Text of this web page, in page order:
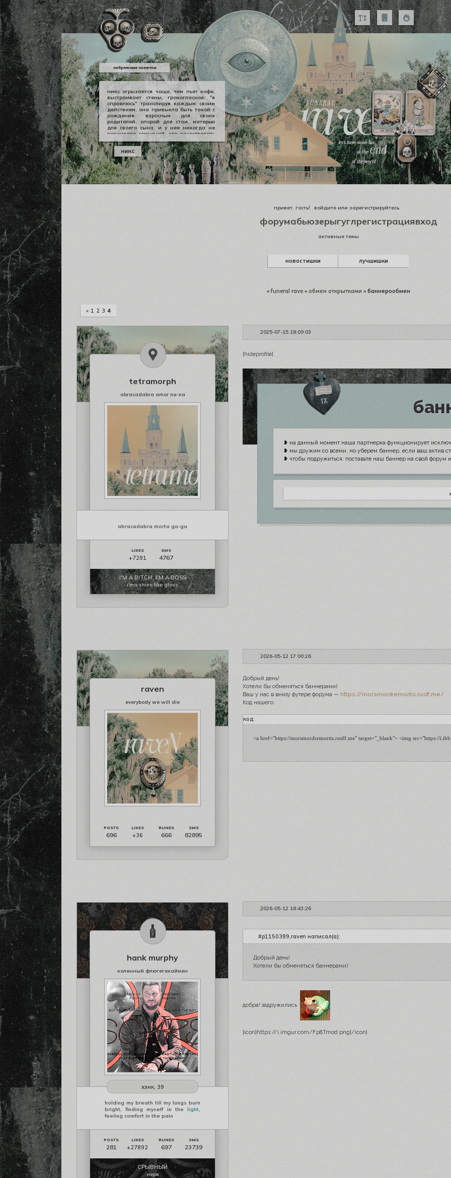
никс огрызается чаще, чем пьет кофе,
выстраивает стены, громогласное: "я
справлюсь" транслируя каждым своим
действием, она привыкла быть такой с
рождения. взрослым для своих
родителей, опорой для стаи, матерью
для своего сына, и у нее никогда не
возникало сомнений, что существовать
можно в принципе своем как-то иначе.
у никс опора — она сама, даже если
уже давно изломанная, совершенно
ненадежная, но помощи она просит
тогда, когда не остается уже выбора.
никс
небрежные заметки
форумабьюзерыгуглрегистрациявход
активные темы
новостишки лучшишки
привет, гость! войдитеили зарегистрируйтесь.
»funeral rave » обмен открытками » баннерообмен
« 1 2 3 4
2025-07-15 18:09:03
tetramorph
abracadabra amor na-na
abracadabra morta ga-ga
+7291 4767
I'M A BITCH, I'M A BOSS
i'ma shine like gloss
[hideprofile]
❥ на данный момент наша партнерка функционирует
❥ мы дружим со всеми, но уберем баннер, если ваш актив
❥ чтобы подружиться: поставьте наш баннер на свой форум
<a href="https://funeralrave.ru/"><img
2026-05-12 17:00:26
raven
everybody we will die
696 +36 666 82895
Добрый день!
Хотели бы обменяться баннерами)
Ваш у нас в внизу футере форума — https://morsmordremortis.rusff.me/
Код нашего:
код:
<a href="https://morsmordremortis.rusff.me" target="_blank"> <img src="https://
2026-05-12 18:43:26
hank murphy
коленный флюгегехаймен
хэнк, 39
holding my breath till my lungs burn
bright, finding myself in the light,
feeling comfort in the pain
281 +27892 697 23739
СРЫВНЫЙ
нерв
#p1150389,raven написал(а):
Добрый день!
Хотели бы обменяться баннерами)
добра! задружились
[icon]https://i.imgur.com/Fp8Tmod.png[/icon]